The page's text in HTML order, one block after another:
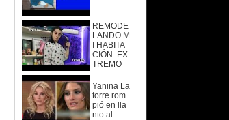
REMODE
LANDO M
I HABITA
CIÓN: EX
TREMO
Yanina La
torre rom
pió en lla
nto al ...